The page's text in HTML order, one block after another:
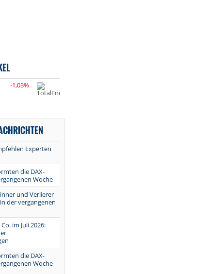
-1,03%
Experten
die DAX-
Woche
und Verlierer
der vergangenen
im Juli 2026:
die DAX-
Woche